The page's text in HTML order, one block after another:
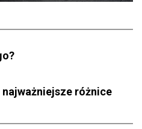
różnice